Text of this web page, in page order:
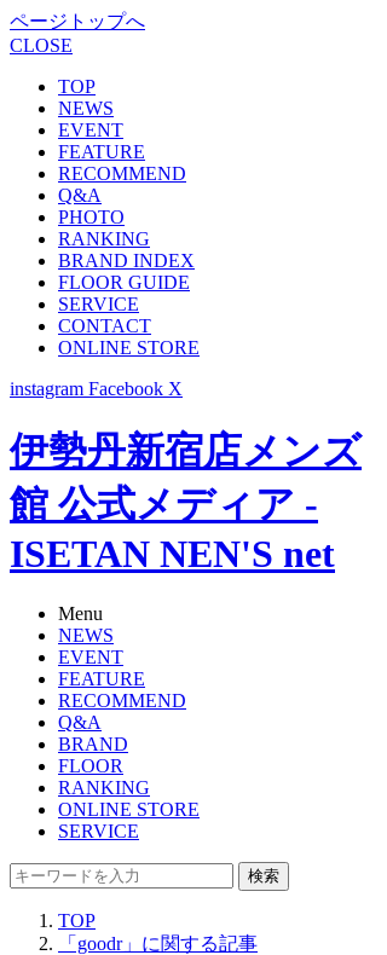
ページトップへ
CLOSE
TOP
NEWS
EVENT
FEATURE
RECOMMEND
Q&A
PHOTO
RANKING
BRAND INDEX
FLOOR GUIDE
SERVICE
CONTACT
ONLINE STORE
instagram Facebook X
伊勢丹新宿店メンズ
館 公式メディア -
ISETAN NEN'S net
Menu
NEWS
EVENT
FEATURE
RECOMMEND
Q&A
BRAND
FLOOR
RANKING
ONLINE STORE
SERVICE
検索
TOP
「goodr」に関する記事